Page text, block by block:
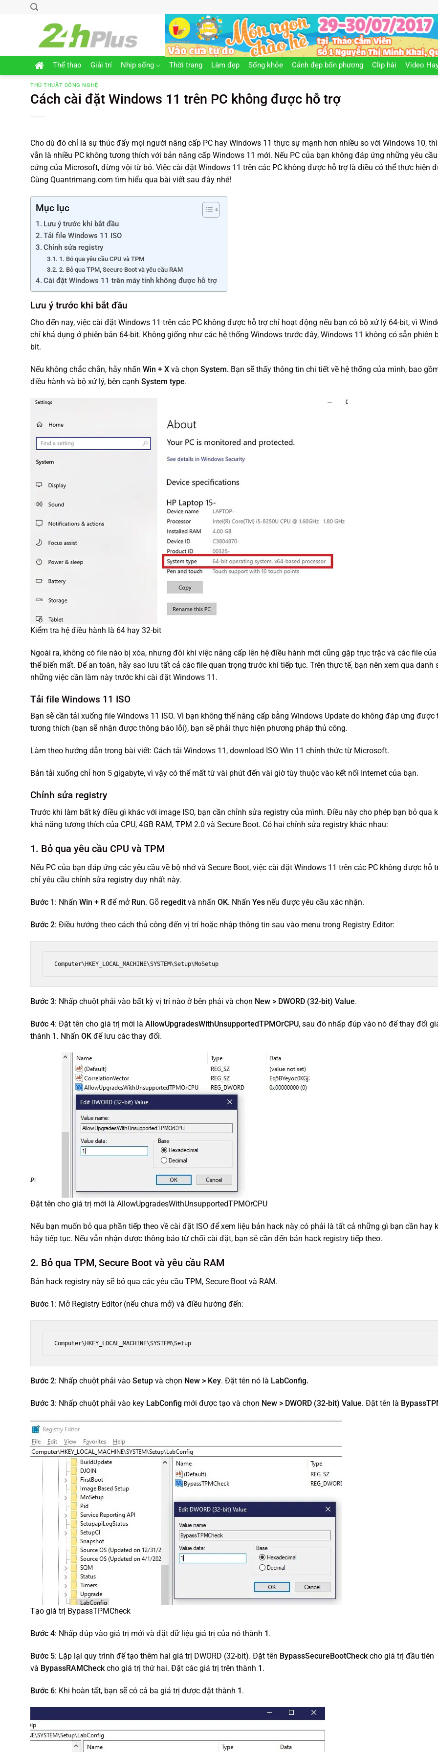
Thể thao Giải trí Nhịp sống Thời trang Làm đẹp Sống khỏe Cảnh đẹp bốn phương Clip hài Video
THỦ THUẬT CÔNG NGHỆ
Cách cài đặt Windows 11 trên PC không được hỗ trợ
Cho dù đó chỉ là sự thúc đẩy mọi người nâng cấp PC hay Windows 11 thực sự mạnh hơn nhiều so với Windows 10,
vẫn là nhiều PC không tương thích với bản nâng cấp Windows 11 mới. Nếu PC của bạn không đáp ứng những yêu
cứng của Microsoft, đừng vội từ bỏ. Việc cài đặt Windows 11 trên các PC không được hỗ trợ là điều có thể thực hiện
Cùng Quantrimang.com tìm hiểu qua bài viết sau đây nhé!
Mục lục
Lưu ý trước khi bắt đầu
Tải file Windows 11 ISO
Chỉnh sửa registry
1. Bỏ qua yêu cầu CPU và TPM
2. Bỏ qua TPM, Secure Boot và yêu cầu RAM
Cài đặt Windows 11 trên máy tính không được hỗ trợ
Lưu ý trước khi bắt đầu
Cho đến nay, việc cài đặt Windows 11 trên các PC không được hỗ trợ chỉ hoạt động nếu bạn có bộ xử lý 64-bit, vì
chỉ khả dụng ở phiên bản 64-bit. Không giống như các hệ thống Windows trước đây, Windows 11 không có sẵn phiên
bit.
Nếu không chắc chắn, hãy nhấn Win + X và chọn System. Bạn sẽ thấy thông tin chi tiết về hệ thống của mình, bao
điều hành và bộ xử lý, bên cạnh System type.
Kiểm tra hệ điều hành là 64 hay 32-bit
Ngoài ra, không có file nào bị xóa, nhưng đôi khi việc nâng cấp lên hệ điều hành mới cũng gặp trục trặc và các file
thể biến mất. Để an toàn, hãy sao lưu tất cả các file quan trọng trước khi tiếp tục. Trên thực tế, bạn nên xem qua danh
những việc cần làm này trước khi cài đặt Windows 11.
Tải file Windows 11 ISO
Bạn sẽ cần tải xuống file Windows 11 ISO. Vì bạn không thể nâng cấp bằng Windows Update do không đáp ứng được
tương thích (bạn sẽ nhận được thông báo lỗi), bạn sẽ phải thực hiện phương pháp thủ công.
Làm theo hướng dẫn trong bài viết: Cách tải Windows 11, download ISO Win 11 chính thức từ Microsoft.
Bản tải xuống chỉ hơn 5 gigabyte, vì vậy có thể mất từ ​​vài phút đến vài giờ tùy thuộc vào kết nối Internet của bạn.
Chỉnh sửa registry
Trước khi làm bất kỳ điều gì khác với image ISO, bạn cần chỉnh sửa registry của mình. Điều này cho phép bạn bỏ qua
khả năng tương thích của CPU, 4GB RAM, TPM 2.0 và Secure Boot. Có hai chỉnh sửa registry khác nhau:
1. Bỏ qua yêu cầu CPU và TPM
Nếu PC của bạn đáp ứng các yêu cầu về bộ nhớ và Secure Boot, việc cài đặt Windows 11 trên các PC không được hỗ
chỉ yêu cầu chỉnh sửa registry duy nhất này.
Bước 1 : Nhấn Win + R để mở Run. Gõ regedit và nhấn OK. Nhấn Yes nếu được yêu cầu xác nhận.
Bước 2: Điều hướng theo cách thủ công đến vị trí hoặc nhập thông tin sau vào menu trong Registry Editor:
Computer\HKEY_LOCAL_MACHINE\SYSTEM\Setup\MoSetup
Bước 3: Nhấp chuột phải vào bất kỳ vị trí nào ở bên phải và chọn New > DWORD (32-bit) Value.
Bước 4: Đặt tên cho giá trị mới là AllowUpgradesWithUnsupportedTPMOrCPU, sau đó nhấp đúp vào nó để thay đổi
thành 1. Nhấn OK để lưu các thay đổi.
Đặt tên cho giá trị mới là AllowUpgradesWithUnsupportedTPMOrCPU
Nếu bạn muốn bỏ qua phần tiếp theo về cài đặt ISO để xem liệu bản hack này có phải là tất cả những gì bạn cần hay
hãy tiếp tục. Nếu vẫn nhận được thông báo từ chối cài đặt, bạn sẽ cần đến bản hack registry tiếp theo.
2. Bỏ qua TPM, Secure Boot và yêu cầu RAM
Bản hack registry này sẽ bỏ qua các yêu cầu TPM, Secure Boot và RAM.
Bước 1 : Mở Registry Editor (nếu chưa mở) và điều hướng đến:
Computer\HKEY_LOCAL_MACHINE\SYSTEM\Setup
Bước 2: Nhấp chuột phải vào Setup và chọn New > Key. Đặt tên nó là LabConfig.
Bước 3: Nhấp chuột phải vào key LabConfig mới được tạo và chọn New > DWORD (32-bit) Value. Đặt tên là
Tạo giá trị BypassTPMCheck
Bước 4: Nhấp đúp vào giá trị mới và đặt dữ liệu giá trị của nó thành 1 .
Bước 5: Lặp lại quy trình để tạo thêm hai giá trị DWORD (32-bit). Đặt tên BypassSecureBootCheckcho giá trị đầu tiên
và BypassRAMCheckcho giá trị thứ hai. Đặt các giá trị trên thành 1 .
Bước 6: Khi hoàn tất, bạn sẽ có cả ba giá trị được đặt thành 1 .